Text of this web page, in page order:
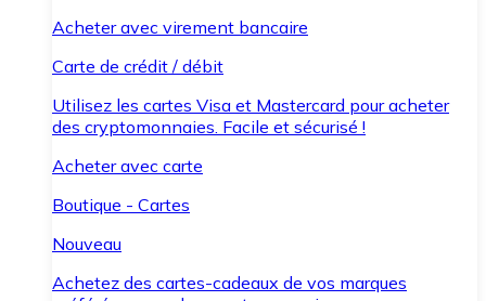
Acheter avec virement bancaire
Carte de crédit / débit
Utilisez les cartes Visa et Mastercard pour acheter
des cryptomonnaies. Facile et sécurisé !
Acheter avec carte
Boutique - Cartes
Nouveau
Achetez des cartes-cadeaux de vos marques